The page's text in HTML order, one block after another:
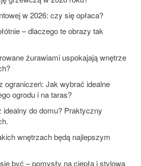
w 2026: czy się opłaca?
– dlaczego te obrazy tak
żurawiami uspokajają wnętrze
ograniczeń: Jak wybrać idealne
ogrodu i na taras?
do domu? Praktyczny
wnętrzach będą najlepszym
być – pomysły na ciepłą i stylową